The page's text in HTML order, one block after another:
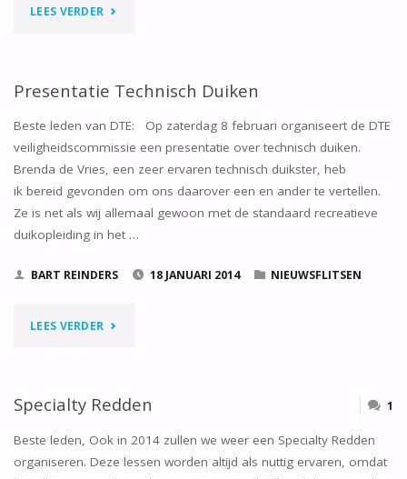
LEES VERDER "EEN
WEBSITE"
Presentatie Technisch Duiken
Beste leden van DTE: Op zaterdag 8 februari organiseert de DTE
veiligheidscommissie een presentatie over technisch duiken.
Brenda de Vries, een zeer ervaren technisch duikster, heb
ik bereid gevonden om ons daarover een en ander te vertellen.
Ze is net als wij allemaal gewoon met de standaard recreatieve
duikopleiding in het …
BART REINDERS 18 JANUARI 2014 NIEUWSFLITSEN
LEES VERDER "PRESENTATIE
DUIKEN"
Specialty Redden 1
Beste leden, Ook in 2014 zullen we weer een Specialty Redden
organiseren. Deze lessen worden altijd als nuttig ervaren, omdat